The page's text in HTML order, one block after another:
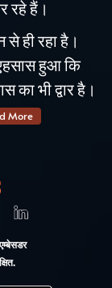
रहे हैं।
ही रहा है।
हुआ कि
का भी द्वार है।
More
एम्बेसडर